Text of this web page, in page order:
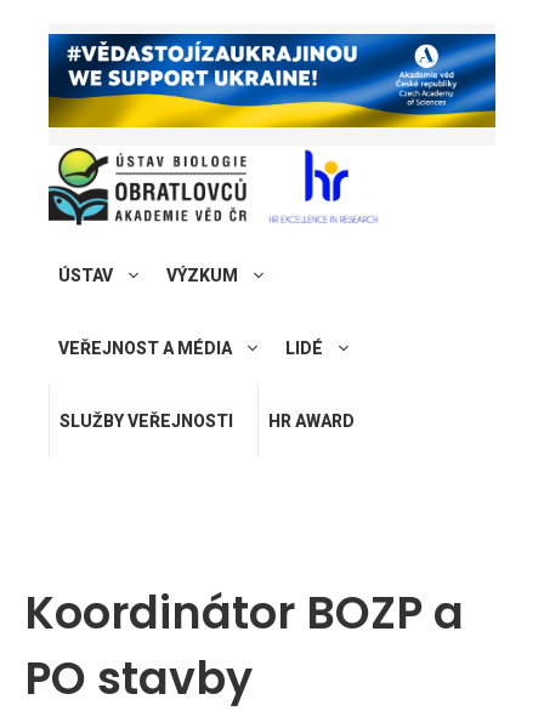
ÚSTAV VÝZKUM
VEŘEJNOST A MÉDIA LIDÉ
SLUŽBY VEŘEJNOSTI HR AWARD
Koordinátor BOZP a
PO stavby